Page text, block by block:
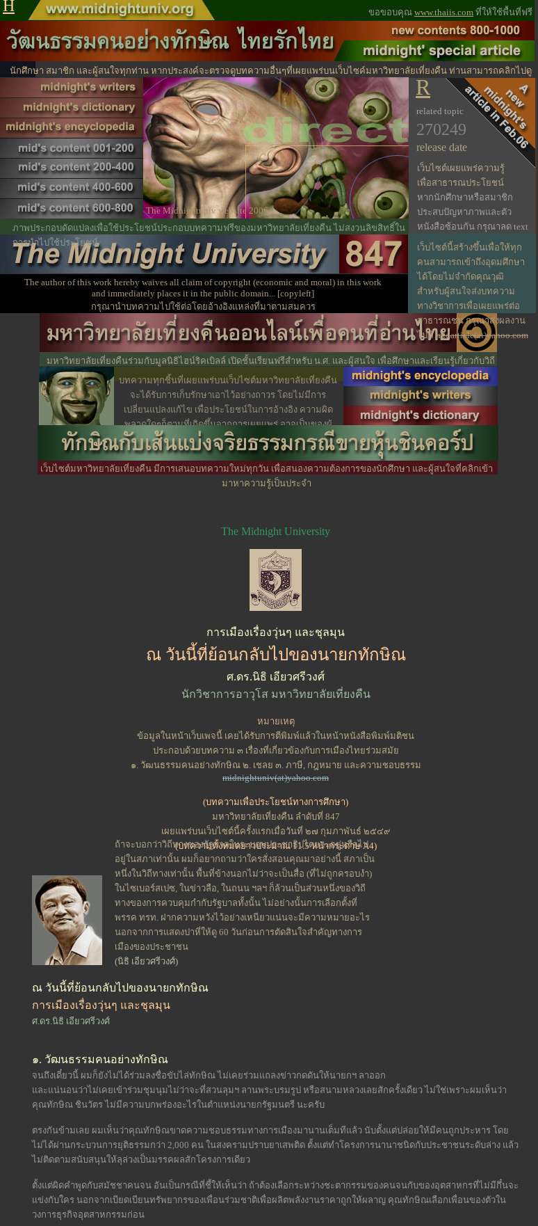
นักศึกษา สมาชิก และผู้สนใจทุกท่าน หากประสงค์จะตรวจดูบทความอื่นๆที่เผยแพร่บนเว็บไซค์มหาวิทยาลัยเที่ยงคืน ท่านสามารถคลิกไปดู
ได้จากตรงนี้
ไปหน้าสารบัญ
The Midnight University
การเมืองเรื่องวุ่นๆ และชุลมุน
ณ วันนี้ที่ย้อนกลับไปของนายกทักษิณ
ศ.ดร.นิธิ เอียวศรีวงศ์
นักวิชาการอาวุโส มหาวิทยาลัยเที่ยงคืน
หมายเหตุ
ข้อมูลในหน้าเว็บเพจนี้ เคยได้รับการตีพิมพ์แล้วในหน้าหนังสือพิมพ์มติชน
ประกอบด้วยบทความ ๓ เรื่องที่เกี่ยวข้องกับการเมืองไทยร่วมสมัย
๑. วัฒนธรรมคนอย่างทักษิณ ๒. เชลย ๓. ภาษี, กฎหมาย และความชอบธรรม
midnightuniv(at)yahoo.com
(บทความเพื่อประโยชน์ทางการศึกษา)
มหาวิทยาลัยเที่ยงคืน ลำดับที่ 847
เผยแพร่บนเว็บไซต์นี้ครั้งแรกเมื่อวันที่ ๒๗ กุมภาพันธ์ ๒๕๔๙
(บทความทั้งหมดยาวประมาณ 11.5 หน้ากระดาษ A4)
ณ วันนี้ที่ย้อนกลับไปของนายกทักษิณ
การเมืองเรื่องวุ่นๆ และชุลมุน
ศ.ดร.นิธิ เอียวศรีวงศ์
๑. วัฒนธรรมคนอย่างทักษิณ
จนถึงเดี๋ยวนี้ ผมก็ยังไม่ได้ร่วมลงชื่อขับไล่ทักษิณ ไม่เคยร่วมแถลงข่าวกดดันให้นายกฯ ลาออก
และแน่นอนว่าไม่เคยเข้าร่วมชุมนุมไม่ว่าจะที่สวนลุมฯ ลานพระบรมรูป หรือสนามหลวงเลยสักครั้งเดียว ไม่ใช่เพราะผมเห็นว่า
คุณทักษิณ ชินวัตร ไม่มีความบกพร่องอะไรในตำแหน่งนายกรัฐมนตรี นะครับ
ตรงกันข้ามเลย ผมเห็นว่าคุณทักษิณขาดความชอบธรรมทางการเมืองมานานเต็มทีแล้ว นับตั้งแต่ปล่อยให้มีคนถูกประหาร โดย
ไม่ได้ผ่านกระบวนการยุติธรรมกว่า 2,000 คน ในสงครามปราบยาเสพติด ตั้งแต่ทำโครงการนานาชนิดกับประชาชนระดับล่าง แล้ว
ไม่ติดตามสนับสนุนให้ลุล่วงเป็นมรรคผลสักโครงการเดียว
ตั้งแต่ผิดคำพูดกับสมัชชาคนจน อันเป็นกรณีที่ชี้ให้เห็นว่า ถ้าต้องเลือกระหว่างชะตากรรมของคนจนกับของอุตสาหกรที่ไม่มีกึ๋นจะ
แข่งกับใคร นอกจากเบียดเบียนทรัพยากรของเพื่อนร่วมชาติเพื่อผลิตพลังงานราคาถูกให้ผลาญ คุณทักษิณเลือกเพื่อนของตัวใน
วงการธุรกิจอุตสาหกรรมก่อน
H ขอขอบคุณ www.thaiis.com ที่ให้ใช้พื้นที่ฟรี
ภาพประกอบดัดแปลงเพื่อใช้ประโยชน์ประกอบบทความฟรีของมหาวิทยาลัยเที่ยงคืน ไม่สงวนลิขสิทธิ์ใน
การนำไปใช้ประโยชน์
R
related topic
270249
release date
เว็บไซต์เผยแพร่ความรู้
เพื่อสาธารณประโยชน์
หากนักศึกษาหรือสมาชิก
ประสบปัญหาภาพและตัว
หนังสือซ้อนกัน กรุณาลด text
size ของ font ลง
ขนาด medium จะแก้ปัญหาได้
เว็บไซต์นี้สร้างขึ้นเพื่อให้ทุก
คนสามารถเข้าถึงอุดมศึกษา
ได้โดยไม่จำกัดคุณวุฒิ
สำหรับผู้สนใจส่งบทความ
ทางวิชาการเพื่อเผยแพร่ต่อ
สาธารณชน กรุณาส่งผลงาน
ไปที่ midarticle(at)yahoo.com
The author of this work hereby waives all claim of copyright (economic and moral) in this work
and immediately places it in the public domain... [copyleft]
กรุณานำบทความไปใช้ต่อโดยอ้างอิงแหล่งที่มาตามสมควร
มหาวิทยาลัยเที่ยงคืนร่วมกับมูลนิธิไฮน์ริคเบิลล์ เปิดชั้นเรียนฟรีสำหรับ น.ศ. และผู้สนใจ เพื่อศึกษาและเรียนรู้เกี่ยวกับวิถี
มลายูมุสลิมอย่างรอบด้าน
บทความทุกชิ้นที่เผยแพร่บนเว็บไซต์มหาวิทยาลัยเที่ยงคืน
จะได้รับการเก็บรักษาเอาไว้อย่างถาวร โดยไม่มีการ
เปลี่ยนแปลงแก้ไข เพื่อประโยชน์ในการอ้างอิง ความผิด
พลาดใดๆก็ตามที่เกิดขึ้นจากการเผยแพร่ อาจเป็นของผู้
เขียนหรือกองบรรณาธิการ ซึ่งเป็นเรื่องที่เกิดขึ้นได้โดยไม่
เจตนา
เว็บไซต์มหาวิทยาลัยเที่ยงคืน มีการเสนอบทความใหม่ทุกวัน เพื่อสนองความต้องการของนักศึกษา และผู้สนใจที่คลิกเข้า
มาหาความรู้เป็นประจำ
ถ้าจะบอกว่าวิถีทางของรัฐบาลในระบอบประชาธิปไตยจะอยู่หรือไป
อยู่ในสภาเท่านั้น ผมก็อยากถามว่าใครสั่งสอนคุณมาอย่างนี้ สภาเป็น
หนึ่งในวิถีทางเท่านั้น พื้นที่ข้างนอกไม่ว่าจะเป็นสื่อ (ที่ไม่ถูกครอบงำ)
ในไซเบอร์สเปซ, ในข่าวลือ, ในถนน ฯลฯ ก็ล้วนเป็นส่วนหนึ่งของวิถี
ทางของการควบคุมกำกับรัฐบาลทั้งนั้น ไม่อย่างนั้นการเลือกตั้งที่
พรรค ทรท. ฝากความหวังไว้อย่างเหนียวแน่นจะมีความหมายอะไร
นอกจากการแสดงปาหี่ให้ดู 60 วันก่อนการตัดสินใจสำคัญทางการ
เมืองของประชาชน
(นิธิ เอียวศรีวงศ์)
The Midnightuniv website 2006